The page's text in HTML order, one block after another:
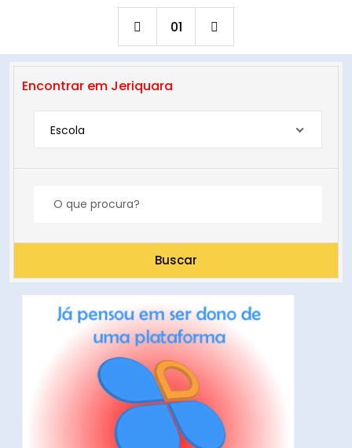
01
Encontrar em Jeriquara
Escola
Buscar